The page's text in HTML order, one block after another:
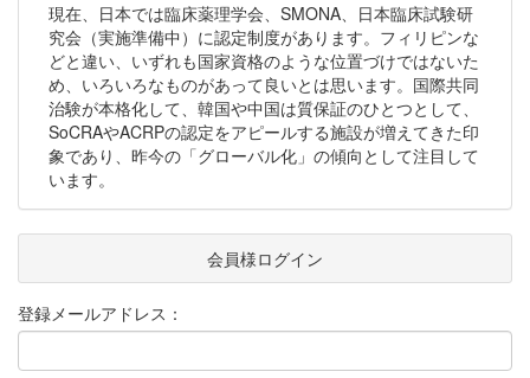
現在、日本では臨床薬理学会、SMONA、日本臨床試験研
究会（実施準備中）に認定制度があります。フィリピンな
どと違い、いずれも国家資格のような位置づけではないた
め、いろいろなものがあって良いとは思います。国際共同
治験が本格化して、韓国や中国は質保証のひとつとして、
SoCRAやACRPの認定をアピールする施設が増えてきた印
象であり、昨今の「グローバル化」の傾向として注目して
います。
会員様ログイン
登録メールアドレス：